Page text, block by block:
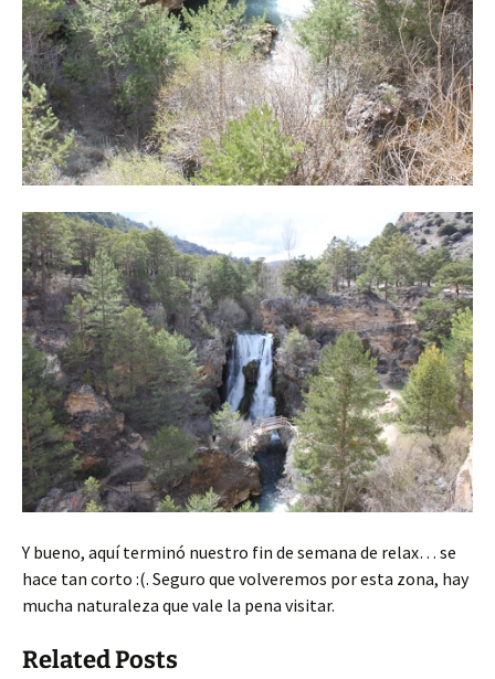
Y bueno, aquí terminó nuestro fin de semana de relax… se
hace tan corto :(. Seguro que volveremos por esta zona, hay
mucha naturaleza que vale la pena visitar.
Related Posts